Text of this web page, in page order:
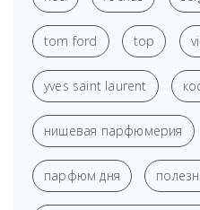
tom ford top
yves saint laurent
нишевая парфюмерия
парфюм дня